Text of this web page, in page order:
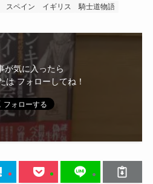
スペイン イギリス 騎士道物語
が気に入ったら
は フォローしてね！